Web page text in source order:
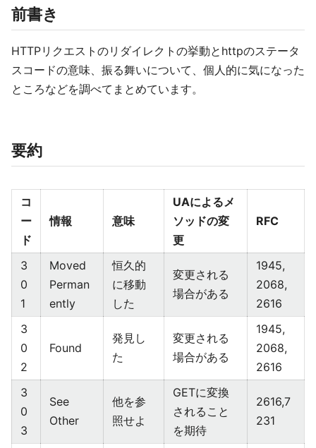
前書き
HTTPリクエストのリダイレクトの挙動とhttpのステータ
スコードの意味、振る舞いについて、個人的に気になった
ところなどを調べてまとめています。
要約
コ
ー
ド
情報 意味
UAによるメ
ソッドの変
更
RFC
3
0
1
Moved
Perman
ently
恒久的
に移動
した
変更される
場合がある
1945,
2068,
2616
3
0
2
Found
発見し
た
変更される
場合がある
1945,
2068,
2616
3
0
3
See
Other
他を参
照せよ
GETに変換
されること
を期待
2616,7
231